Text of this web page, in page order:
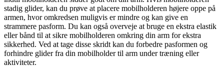
stadig glider, kan du prøve at placere mobilholderen højere oppe på
armen, hvor omkredsen muligvis er mindre og kan give en
strammere pasform. Du kan også overveje at bruge en ekstra elastik
eller bånd til at sikre mobilholderen omkring din arm for ekstra
sikkerhed. Ved at tage disse skridt kan du forbedre pasformen og
forhindre glider fra din mobilholder til arm under træning eller
aktiviteter.